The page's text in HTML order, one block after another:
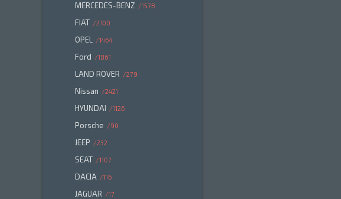
MERCEDES-BENZ 1578
FIAT 2100
OPEL 1464
Ford 1861
LAND ROVER 279
Nissan 2421
HYUNDAI 1126
Porsche 90
JEEP 232
SEAT 1107
DACIA 116
JAGUAR 17